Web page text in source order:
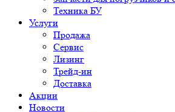
Техника БУ
Услуги
Продажа
Сервис
Лизинг
Трейд-ин
Доставка
Акции
Новости